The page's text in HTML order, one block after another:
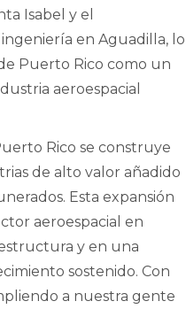
Isabel y el
en Aguadilla, lo
Puerto Rico como un
aeroespacial
Rico se construye
de alto valor añadido
Esta expansión
aeroespacial en
y en una
sostenido. Con
a nuestra gente